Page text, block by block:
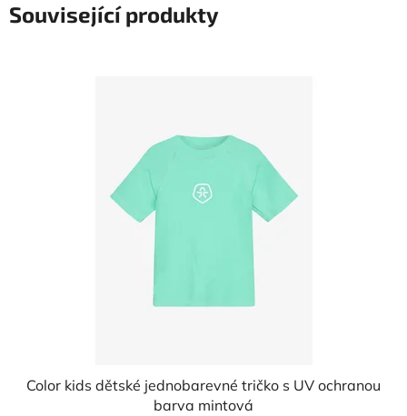
Související produkty
Color kids dětské jednobarevné tričko s UV ochranou
barva mintová